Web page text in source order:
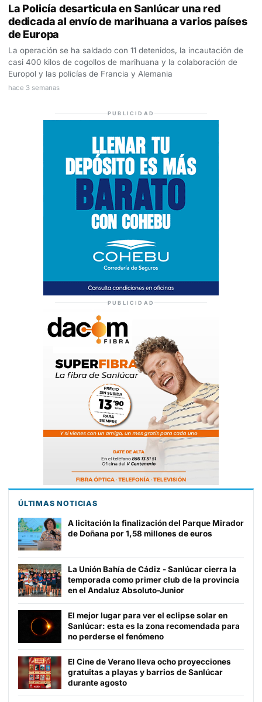
La Policía desarticula en Sanlúcar una red
dedicada al envío de marihuana a varios países
de Europa
La operación se ha saldado con 11 detenidos, la incautación de
casi 400 kilos de cogollos de marihuana y la colaboración de
Europol y las policías de Francia y Alemania
hace 3 semanas
PUBLICIDAD
PUBLICIDAD
ÚLTIMAS NOTICIAS
A licitación la finalización del Parque Mirador
de Doñana por 1,58 millones de euros
La Unión Bahía de Cádiz - Sanlúcar cierra la
temporada como primer club de la provincia
en el Andaluz Absoluto-Junior
El mejor lugar para ver el eclipse solar en
Sanlúcar: esta es la zona recomendada para
no perderse el fenómeno
El Cine de Verano lleva ocho proyecciones
gratuitas a playas y barrios de Sanlúcar
durante agosto